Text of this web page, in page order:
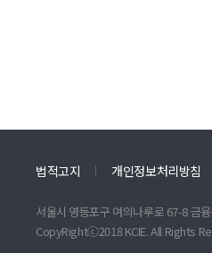
법적고지 개인정보처리방침
서울시 영등포구 여의나루로 67-8 금
CopyRightⓒ2018 KCIE. All Rights